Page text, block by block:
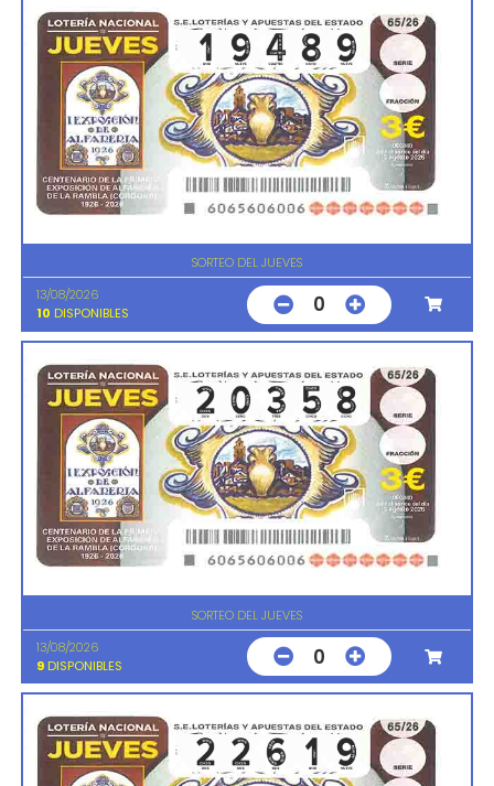
SORTEO DEL JUEVES
13/08/2026
10 DISPONIBLES 0
SORTEO DEL JUEVES
13/08/2026
9 DISPONIBLES 0